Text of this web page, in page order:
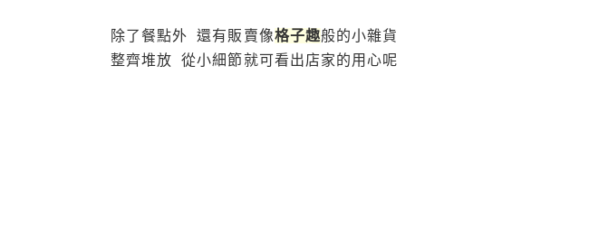
除了餐點外 還有販賣像格子趣般的小雜貨
整齊堆放 從小細節就可看出店家的用心呢